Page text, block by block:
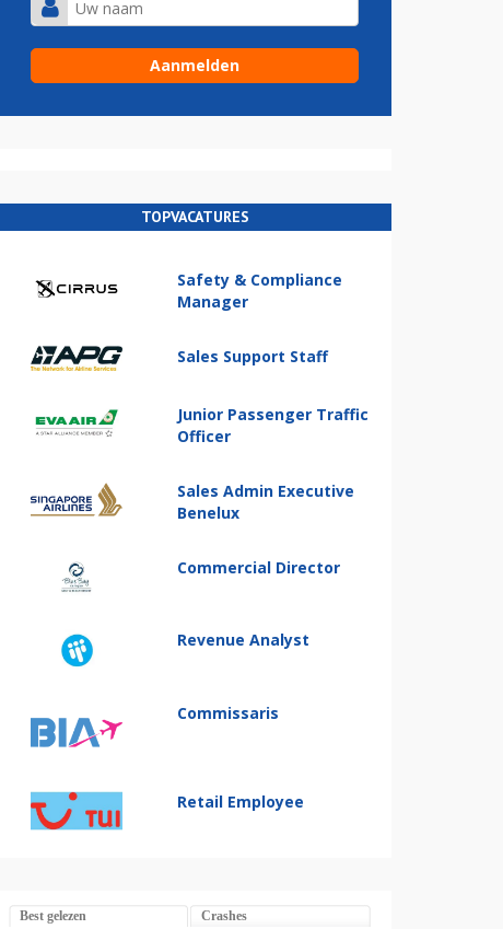
TOPVACATURES
Safety & Compliance
Manager
Sales Support Staff
Junior Passenger Traffic
Officer
Sales Admin Executive
Benelux
Commercial Director
Revenue Analyst
Commissaris
Retail Employee
Best gelezen Crashes